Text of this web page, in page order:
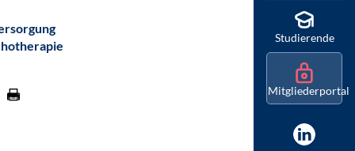
Studierende
Mitgliederportal